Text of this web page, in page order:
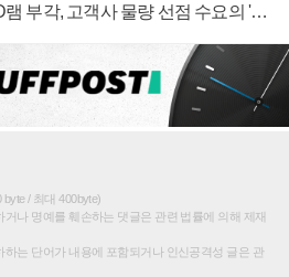
램 부각, 고객사 물량 선점 수요의 '우
/ 최대 400byte)
나 명예를 훼손하는 댓글은 관련 법률에 의해 제재
하는 단어가 내용에 포함되거나 인신공격성 글은 관